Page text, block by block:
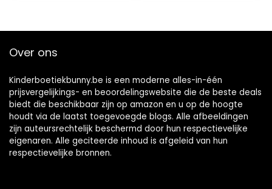
Over ons
Kinderboetiekbunny.be is een moderne alles-in-één
prijsvergelijkings- en beoordelingswebsite die de beste deals
biedt die beschikbaar zijn op amazon en u op de hoogte
houdt via de laatst toegevoegde blogs. Alle afbeeldingen
zijn auteursrechtelijk beschermd door hun respectievelijke
eigenaren. Alle geciteerde inhoud is afgeleid van hun
respectievelijke bronnen.